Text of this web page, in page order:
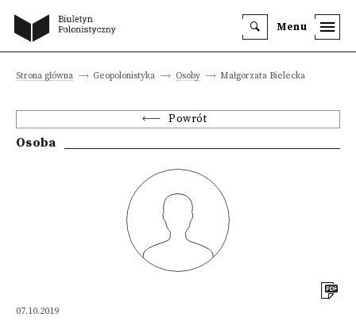
Menu
Strona główna Geopolonistyka Osoby Małgorzata Bielecka
Powrót
Osoba
07.10.2019